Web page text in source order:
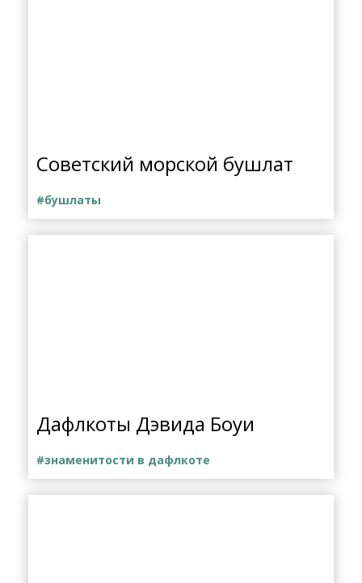
Советский морской бушлат
#бушлаты
Дафлкоты Дэвида Боуи
#знаменитости в дафлкоте